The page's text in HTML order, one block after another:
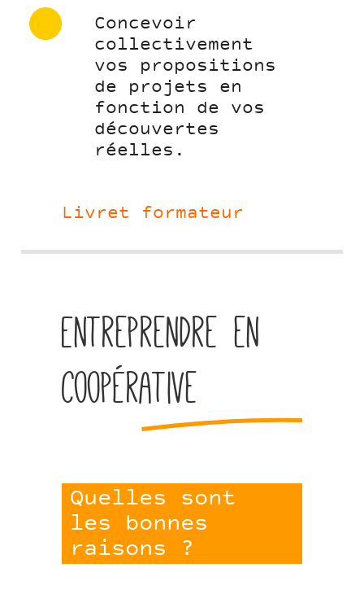
Concevoir
collectivement
vos propositions
de projets en
fonction de vos
découvertes
réelles.
Livret formateur
Entreprendre en
coopérative
Quelles sont
les bonnes
raisons ?